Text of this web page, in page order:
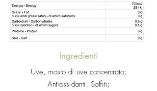
Ingredienti
Uve, mosto di uve concentrato;
Antiossidanti: Solfiti;